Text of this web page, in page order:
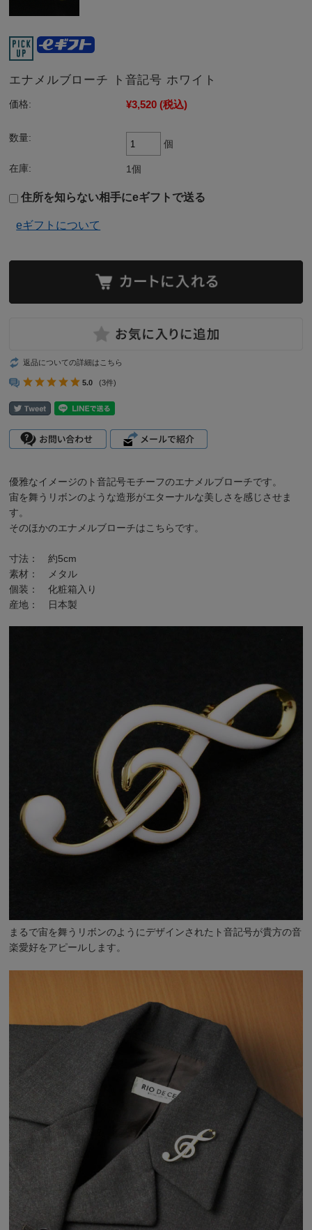
エナメルブローチ ト音記号 ホワイト
価格: ¥3,520 (税込)
数量:
個
在庫: 1個
住所を知らない相手にeギフトで送る
eギフトについて
返品についての詳細はこちら
5.0 (3件)
優雅なイメージのト音記号モチーフのエナメルブローチです。
宙を舞うリボンのような造形がエターナルな美しさを感じさせま
す。
そのほかのエナメルブローチは こちらです。
寸法： 約5cm
素材： メタル
個装： 化粧箱入り
産地： 日本製
まるで宙を舞うリボンのようにデザインされたト音記号が貴方の音
楽愛好をアピールします。